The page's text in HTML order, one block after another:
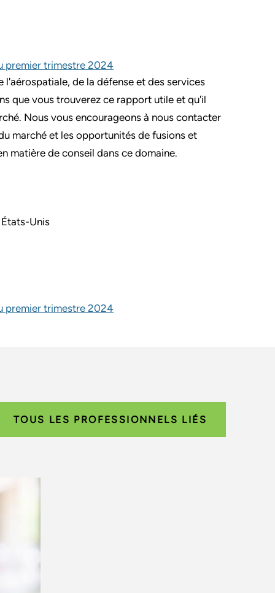
premier trimestre 2024
de la défense et des services
que vous trouverez ce rapport utile et qu'il
Nous vous encourageons à nous contacter
marché et les opportunités de fusions et
matière de conseil dans ce domaine.
Unis
premier trimestre 2024
TOUS LES PROFESSIONNELS LIÉS